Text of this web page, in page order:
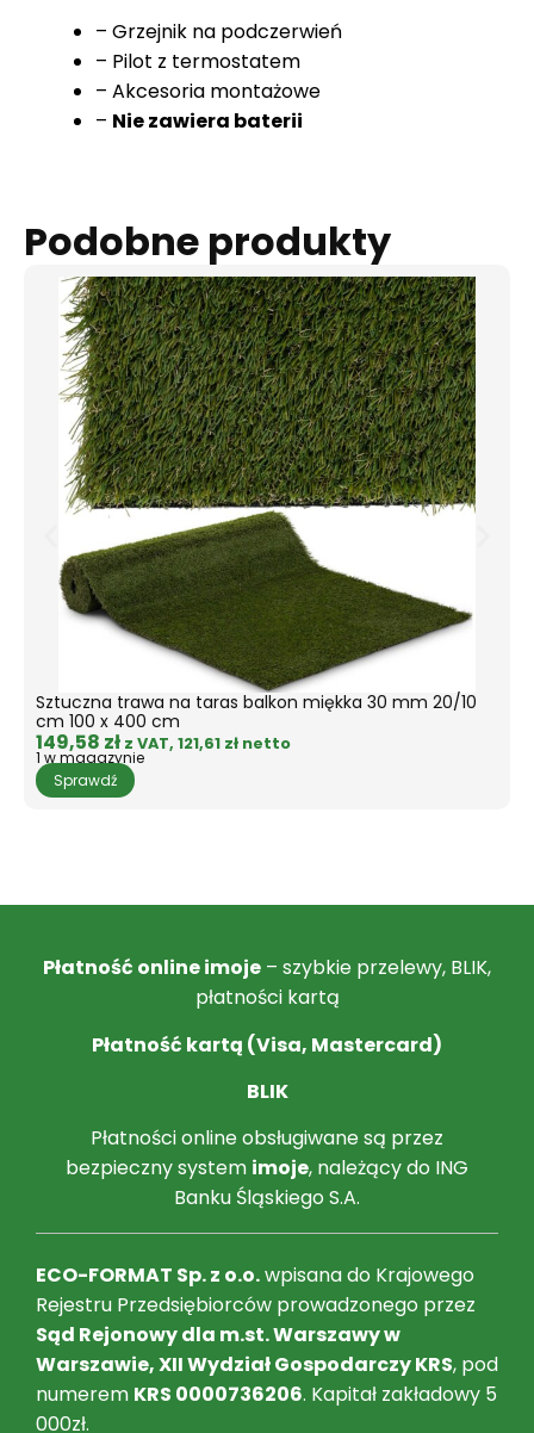
– Grzejnik na podczerwień
– Pilot z termostatem
– Akcesoria montażowe
– Nie zawiera baterii
Podobne produkty
Sztuczna trawa na taras balkon miękka 30 mm 20/10
cm 100 x 400 cm
149,58 zł z VAT, 121,61 zł netto
1 w magazynie
Sprawdź
ECO-FORMAT Sp. z o.o.wpisana do Krajowego
Rejestru Przedsiębiorców prowadzonego przez
Sąd Rejonowy dla m.st. Warszawy w
Warszawie, XII Wydział Gospodarczy KRS, pod
numerem KRS 0000736206. Kapitał zakładowy 5
000zł.
Płatność online imoje – szybkie przelewy, BLIK,
płatności kartą
Płatność kartą (Visa, Mastercard)
BLIK
Płatności online obsługiwane są przez
bezpieczny system imoje, należący do ING
Banku Śląskiego S.A.